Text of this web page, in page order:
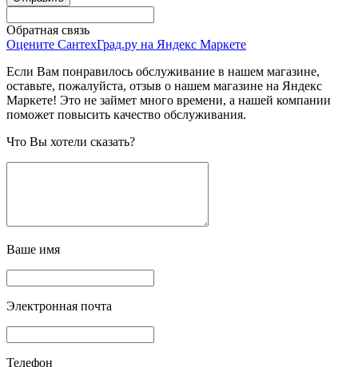
Обратная связь
Оцените СантехГрад.ру на Яндекс Маркете
Если Вам понравилось обслуживание в нашем магазине,
оставьте, пожалуйста, отзыв о нашем магазине на Яндекс
Маркете! Это не займет много времени, а нашей компании
поможет повысить качество обслуживания.
Что Вы хотели сказать?
Ваше имя
Электронная почта
Телефон